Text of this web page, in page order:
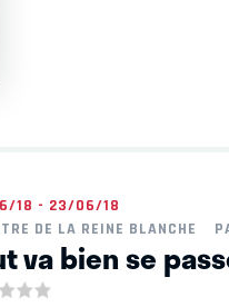
18 - 23/06/18
DE LA REINE BLANCHE
va bien se